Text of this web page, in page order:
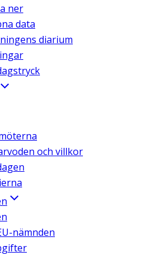
ner
data
diarium
och villkor
nämnden